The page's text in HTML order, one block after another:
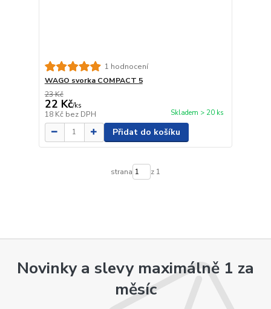
1 hodnocení
WAGO svorka COMPACT 5
23 Kč
22 Kč/ks
18 Kč bez DPH Skladem > 20 ks
Přidat do košíku
strana z 1
Novinky a slevy maximálně 1 za
měsíc